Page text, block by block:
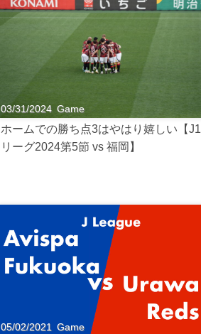
03/31/2024 Game
ホームでの勝ち点3はやはり嬉しい【J1
リーグ2024第5節 vs 福岡】
05/02/2021 Game